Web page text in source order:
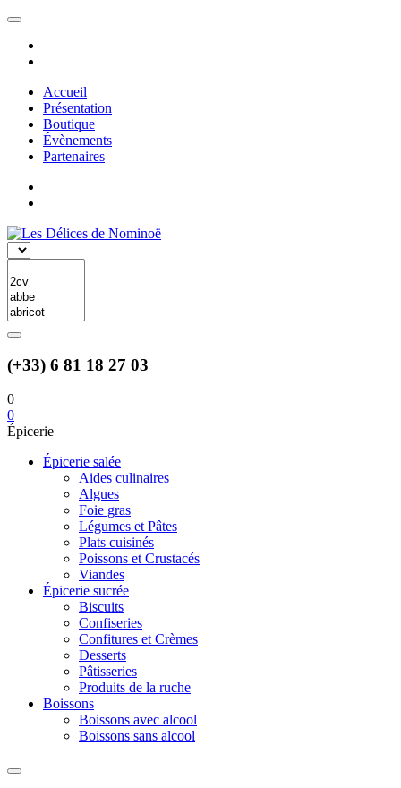
Accueil
Présentation
Boutique
Évènements
Partenaires
(+33) 6 81 18 27 03
0
0
Épicerie
Épicerie salée
Aides culinaires
Algues
Foie gras
Légumes et Pâtes
Plats cuisinés
Poissons et Crustacés
Viandes
Épicerie sucrée
Biscuits
Confiseries
Confitures et Crèmes
Desserts
Pâtisseries
Produits de la ruche
Boissons
Boissons avec alcool
Boissons sans alcool